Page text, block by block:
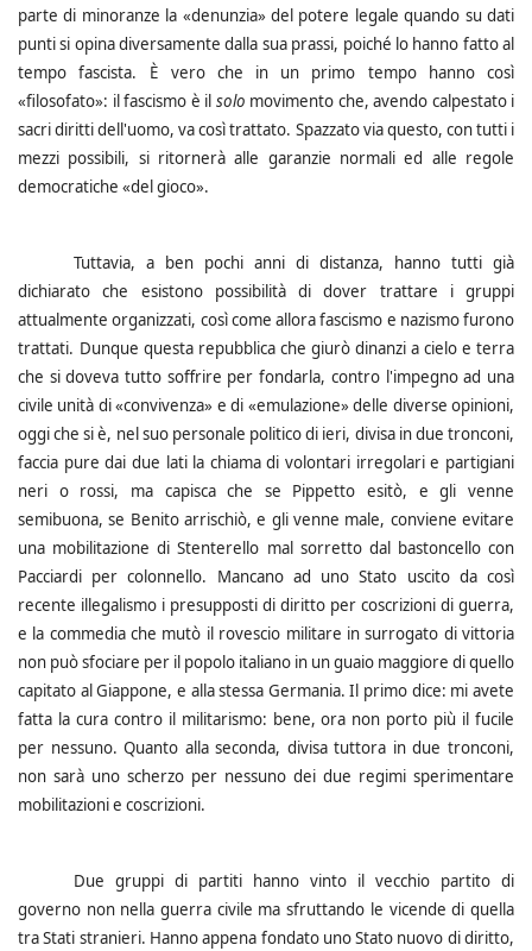
parte di minoranze la «denunzia» del potere legale quando su dati
punti si opina diversamente dalla sua prassi, poiché lo hanno fatto al
tempo fascista.
È vero che in un primo tempo hanno così
«filosofato»: il fascismo è il solo movimento che, avendo calpestato i
sacri diritti dell'uomo, va così trattato. Spazzato via questo, con tutti i
mezzi possibili, si ritornerà alle garanzie normali ed alle regole
democratiche «del gioco».
Tuttavia, a ben pochi anni di distanza, hanno tutti già
dichiarato che esistono possibilità di dover trattare i gruppi
attualmente organizzati, così come allora fascismo e nazismo furono
trattati. Dunque questa repubblica che giurò dinanzi a cielo e terra
che si doveva tutto soffrire per fondarla, contro l'impegno ad una
civile unità di «convivenza» e di «emulazione» delle diverse opinioni,
oggi che si è, nel suo personale politico di ieri, divisa in due tronconi,
faccia pure dai due lati la chiama di volontari irregolari e partigiani
neri o rossi, ma capisca che se Pippetto esitò, e gli venne
semibuona, se Benito arrischiò, e gli venne male, conviene evitare
una mobilitazione di Stenterello mal sorretto dal bastoncello con
Pacciardi per colonnello. Mancano ad uno Stato uscito da così
recente illegalismo i presupposti di diritto per coscrizioni di guerra,
e la commedia che mutò il rovescio militare in surrogato di vittoria
non può sfociare per il popolo italiano in un guaio maggiore di quello
capitato al Giappone, e alla stessa Germania. Il primo dice: mi avete
fatta la cura contro il militarismo: bene, ora non porto più il fucile
per nessuno. Quanto alla seconda, divisa tuttora in due tronconi,
non sarà uno scherzo per nessuno dei due regimi sperimentare
mobilitazioni e coscrizioni.
Due gruppi di partiti hanno vinto il vecchio partito di
governo non nella guerra civile ma sfruttando le vicende di quella
tra Stati stranieri. Hanno appena fondato uno Stato nuovo di diritto,